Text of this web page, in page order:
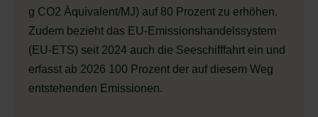
g CO2 Äquivalent/MJ) auf 80 Prozent zu erhöhen.
Zudem bezieht das EU-Emissionshandelssystem
(EU-ETS) seit 2024 auch die Seeschifffahrt ein und
erfasst ab 2026 100 Prozent der auf diesem Weg
entstehenden Emissionen.